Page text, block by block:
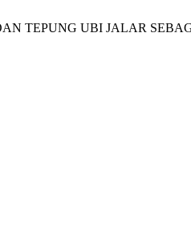
TEPUNG UBI JALAR